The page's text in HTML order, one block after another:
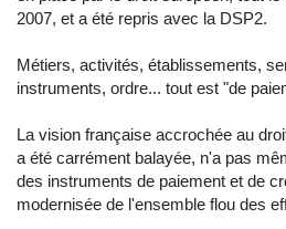
2007, et a été repris avec la DSP2.
Métiers, activités, établissements,
instruments, ordre... tout est "de
La vision française accrochée au
a été carrément balayée, n'a pas
des instruments de paiement et de
modernisée de l'ensemble flou des